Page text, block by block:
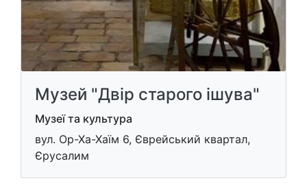
Музей "Двір старого ішува"
Музеї та культура
вул. Ор-Ха-Хаїм 6, Єврейський квартал,
Єрусалим